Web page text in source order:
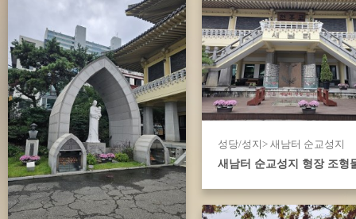
성당/성지> 새남터 순교성지
새남터 순교성지 형장 조형